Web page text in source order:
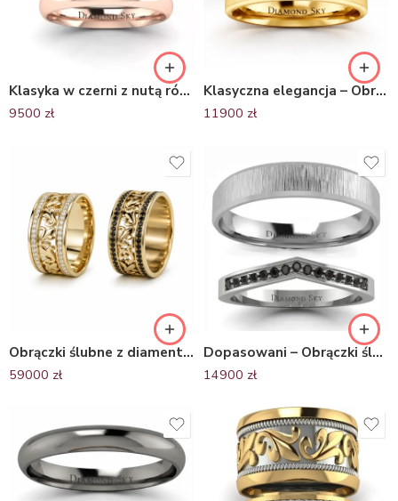
Klasyka w czerni z nutą różu – Obrączki ślubne z czarnego i różowego złota, 3.0 mm i 4.0 mm
9500 zł
Klasyczna elegancja – Obrączki ślubne z żółtego i czarnego złota, 4 mm oraz 5 mm
11900 zł
Obrączki ślubne z diamentami – dwukolorowe złoto 585 | Fantazja Ornamentu Diamond Sky
59000 zł
Dopasowani – Obrączki ślubne z białego złota z czarnymi z brylantami
14900 zł